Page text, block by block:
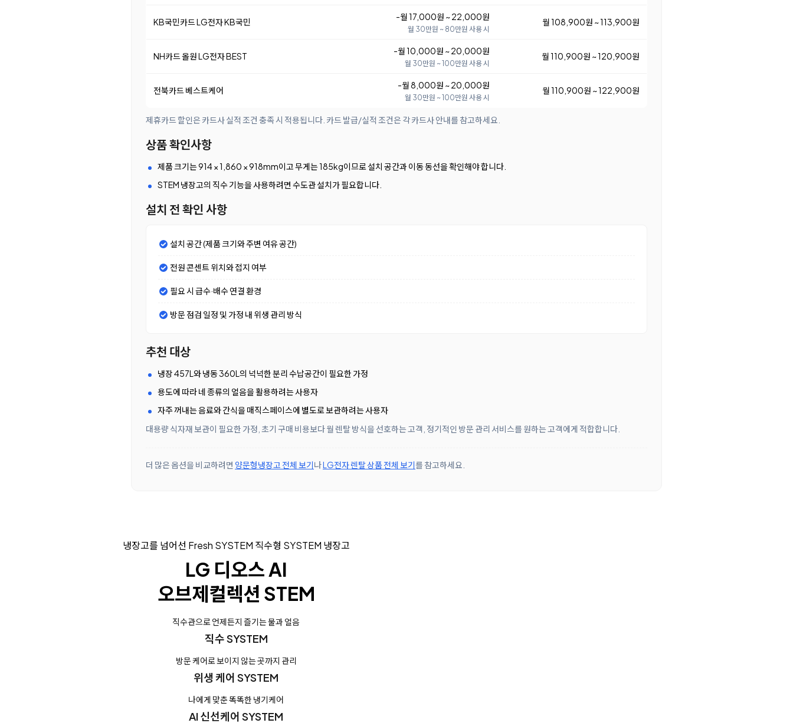
KB국민카드 LG전자 KB국민 -월 17,000원 ~ 22,000원
월 30만원 ~ 80만원 사용 시
월 108,900원 ~ 113,900원
NH카드 올원 LG전자 BEST -월 10,000원 ~ 20,000원
월 30만원 ~ 100만원 사용 시
월 110,900원 ~ 120,900원
전북카드 베스트케어 -월 8,000원 ~ 20,000원
월 30만원 ~ 100만원 사용 시
월 110,900원 ~ 122,900원
제휴카드 할인은 카드사 실적 조건 충족 시 적용됩니다. 카드 발급/실적 조건은 각 카드사 안내를 참고하세요.
상품 확인사항
제품 크기는 914 × 1,860 × 918mm이고 무게는 185kg이므로 설치 공간과 이동 동선을 확인해야 합니다.
STEM 냉장고의 직수 기능을 사용하려면 수도관 설치가 필요합니다.
설치 전 확인 사항
설치 공간 (제품 크기와 주변 여유 공간)
전원 콘센트 위치와 접지 여부
필요 시 급수·배수 연결 환경
방문 점검 일정 및 가정 내 위생 관리 방식
추천 대상
냉장 457L와 냉동 360L의 넉넉한 분리 수납공간이 필요한 가정
용도에 따라 네 종류의 얼음을 활용하려는 사용자
자주 꺼내는 음료와 간식을 매직스페이스에 별도로 보관하려는 사용자
대용량 식자재 보관이 필요한 가정, 초기 구매 비용보다 월 렌탈 방식을 선호하는 고객, 정기적인 방문 관리 서비스를 원하는 고객에게 적합합니다.
더 많은 옵션을 비교하려면 양문형냉장고 전체 보기나LG전자 렌탈 상품 전체 보기를 참고하세요.
냉장고를 넘어선 Fresh SYSTEM 직수형 SYSTEM 냉장고
LG 디오스 AI
오브제컬렉션 STEM
직수관으로 언제든지 즐기는 물과 얼음
직수 SYSTEM
방문 케어로 보이지 않는 곳까지 관리
위생 케어 SYSTEM
나에게 맞춘 똑똑한 냉기케어
AI 신선케어 SYSTEM